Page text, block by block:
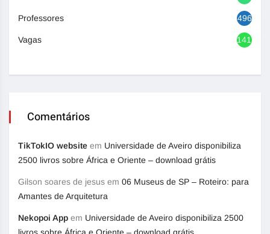
Professores 496
Vagas 1417
Comentários
TikTokIO website em Universidade de Aveiro disponibiliza
2500 livros sobre África e Oriente – download grátis
Gilson soares de jesus em 06 Museus de SP – Roteiro: para
Amantes de Arquitetura
Nekopoi App em Universidade de Aveiro disponibiliza 2500